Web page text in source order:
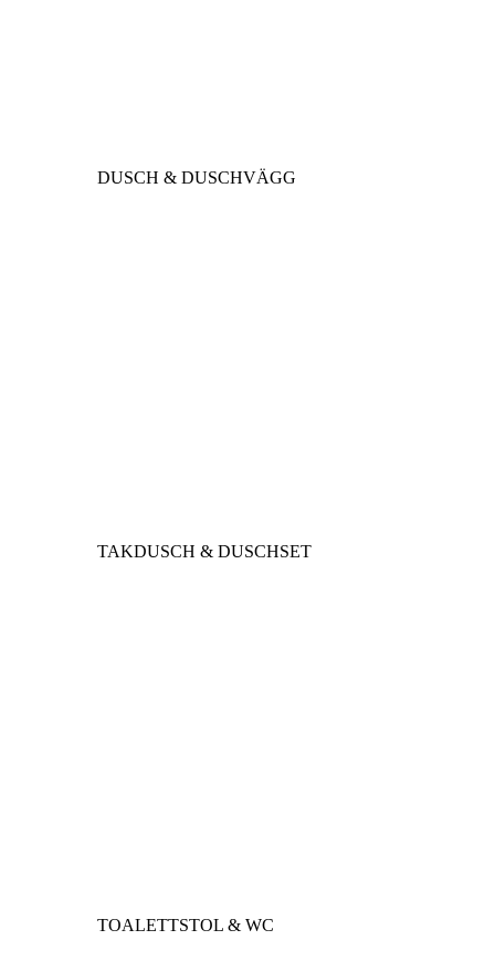
DUSCH & DUSCHVÄGG
TAKDUSCH & DUSCHSET
TOALETTSTOL & WC